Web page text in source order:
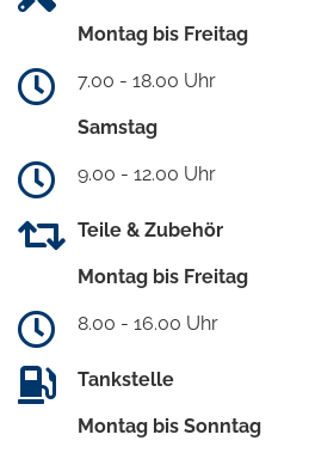
Montag bis Freitag
7.00 - 18.00 Uhr
Samstag
9.00 - 12.00 Uhr
Teile & Zubehör
Montag bis Freitag
8.00 - 16.00 Uhr
Tankstelle
Montag bis Sonntag